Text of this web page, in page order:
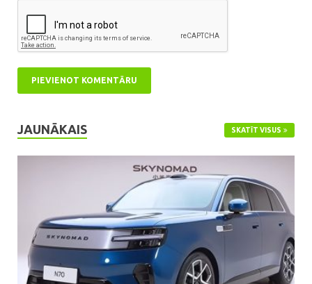
JAUNĀKAIS SKATĪT VISUS